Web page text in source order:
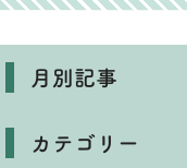
月別記事
カテゴリー